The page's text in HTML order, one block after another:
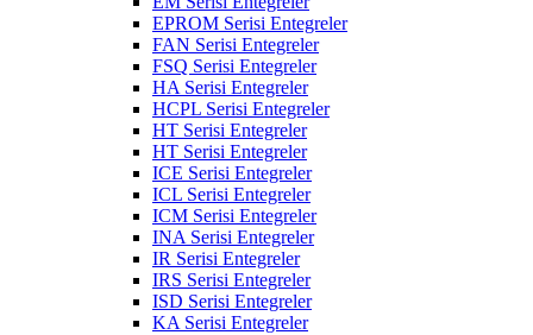
EPROM Serisi Entegreler
FAN Serisi Entegreler
FSQ Serisi Entegreler
HA Serisi Entegreler
HCPL Serisi Entegreler
HT Serisi Entegreler
HT Serisi Entegreler
ICE Serisi Entegreler
ICL Serisi Entegreler
ICM Serisi Entegreler
INA Serisi Entegreler
IR Serisi Entegreler
IRS Serisi Entegreler
ISD Serisi Entegreler
KA Serisi Entegreler